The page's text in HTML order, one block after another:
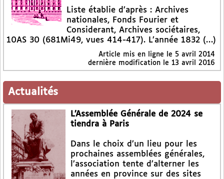
Liste établie d’après : Archives
nationales, Fonds Fourier et
Considerant, Archives sociétaires,
10AS 30 (681Mi49, vues 414-417). L’année 1832 (…)
Article mis en ligne le 5 avril 2014
dernière modification le 13 avril 2016
Actualités
L’Assemblée Générale de 2024 se
tiendra à Paris
Dans le choix d’un lieu pour les
prochaines assemblées générales,
l’association tente d’alterner les
années en province sur des sites